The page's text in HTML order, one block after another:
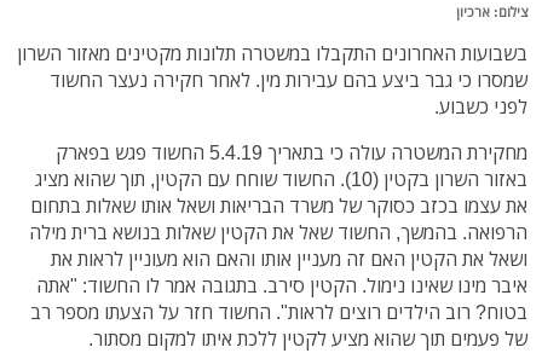
צילום: ארכיון
בשבועות האחרונים התקבלו במשטרה תלונות מקטינים מאזור השרון
שמסרו כי גבר ביצע בהם עבירות מין. לאחר חקירה נעצר החשוד
לפני כשבוע.
מחקירת המשטרה עולה כי בתאריך 5.4.19 החשוד פגש בפארק
באזור השרון בקטין (10). החשוד שוחח עם הקטין, תוך שהוא מציג
את עצמו בכזב כסוקר של משרד הבריאות ושאל אותו שאלות בתחום
הרפואה. בהמשך, החשוד שאל את הקטין שאלות בנושא ברית מילה
ושאל את הקטין האם זה מעניין אותו והאם הוא מעוניין לראות את
איבר מינו שאינו נימול. הקטין סירב. בתגובה אמר לו החשוד: "אתה
בטוח? רוב הילדים רוצים לראות". החשוד חזר על הצעתו מספר רב
של פעמים תוך שהוא מציע לקטין ללכת איתו למקום מסתור.